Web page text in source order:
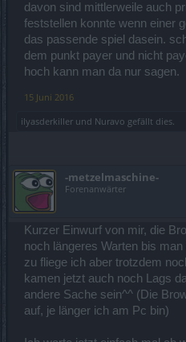
davon sind mittlerweile auch
feststellen konnte wenn einer
das passende spiel dasein.
dem punkt payer und nicht
hoch kann man da nur sagen.
15 Juni 2016
ilyasderkiller und Nuravo gefällt dies.
-metzelmaschine-
Forenanwärter
Kurzer Einwurf von mir, die
noch längeres Warten bis
zu fliege ich aber trotzdem
kamen jetzt auch noch Lags
andere Sache sein^^ (Die
auf, je länger ich am Pc bin)